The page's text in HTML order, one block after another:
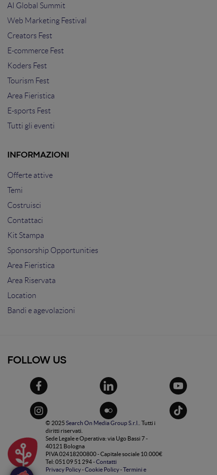
AI Global Summit
Web Marketing Festival
Creators Fest
E-commerce Fest
Koders Fest
Tourism Fest
Area Fieristica
E-sports Fest
Tutti gli eventi
INFORMAZIONI
Offerte attive
Temi
Costruisci
Contattaci
Kit Stampa
Sponsorship Opportunities
Area Fieristica
Area Riservata
Location
Bandi e agevolazioni
FOLLOW US
© 2025 Search On Media Group S.r.l.
. Tutti i
diritti riservati.
Sede Legale e Operativa: via Ugo Bassi 7 -
40121 Bologna
PIVA 02418200800 - Capitale sociale 10.000€
Tel: 051 09 51 294 -Contatti
Privacy Policy-Cookie Policy-Termini e